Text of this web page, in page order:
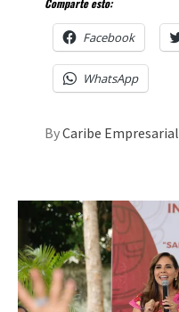
Comparte esto:
Facebook
WhatsApp
ByCaribe Empresarial